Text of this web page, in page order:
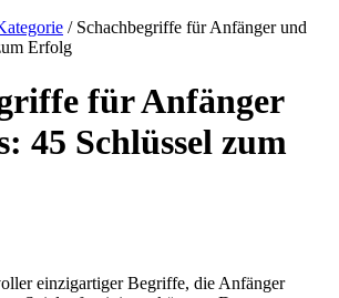
/ Schachbegriffe für Anfänger und
Erfolg
für Anfänger
45 Schlüssel zum
einzigartiger Begriffe, die Anfänger